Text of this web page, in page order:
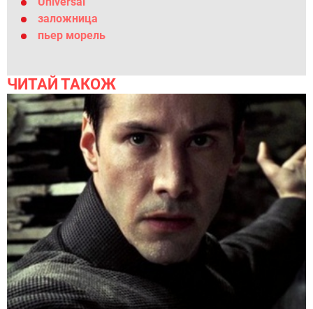
заложница
пьер морель
ЧИТАЙ ТАКОЖ